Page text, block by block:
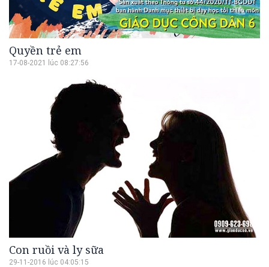
Quyền trẻ em
17-08-2021 lúc 08:27:56
Con ruồi và ly sữa
29-11-2016 lúc 04:05:15